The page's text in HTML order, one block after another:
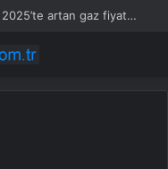
ABD-Kanada enerji ticareti değeri 2025’te artan gaz fiyatlarıyla yükseldi